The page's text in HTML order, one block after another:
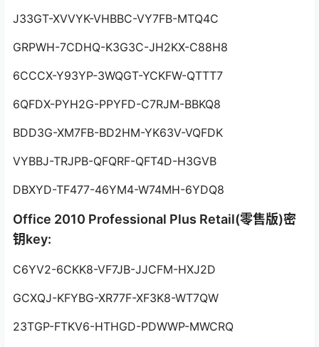
J33GT-XVVYK-VHBBC-VY7FB-MTQ4C
GRPWH-7CDHQ-K3G3C-JH2KX-C88H8
6CCCX-Y93YP-3WQGT-YCKFW-QTTT7
6QFDX-PYH2G-PPYFD-C7RJM-BBKQ8
BDD3G-XM7FB-BD2HM-YK63V-VQFDK
VYBBJ-TRJPB-QFQRF-QFT4D-H3GVB
DBXYD-TF477-46YM4-W74MH-6YDQ8
Office 2010 Professional Plus Retail(零售版)密
钥key:
C6YV2-6CKK8-VF7JB-JJCFM-HXJ2D
GCXQJ-KFYBG-XR77F-XF3K8-WT7QW
23TGP-FTKV6-HTHGD-PDWWP-MWCRQ